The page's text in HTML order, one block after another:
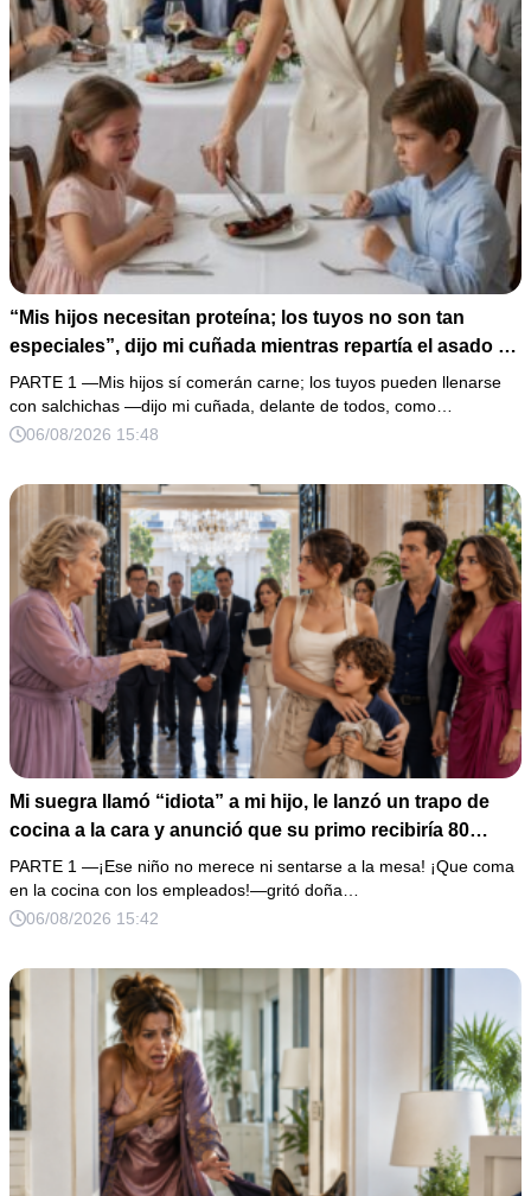
“Mis hijos necesitan proteína; los tuyos no son tan
especiales”, dijo mi cuñada mientras repartía el asado y
hacía llorar a mi hija. Mi esposo me pidió que no armara
un escándalo, así que guardé silencio, terminé un pastel
de boda de 8,000 pesos y coloqué sobre la mesa un
PARTE 1 —Mis hijos sí comerán carne; los tuyos pueden llenarse
con salchichas —dijo mi cuñada, delante de todos, como…
06/08/2026 15:48
Mi suegra llamó “idiota” a mi hijo, le lanzó un trapo de
cocina a la cara y anunció que su primo recibiría 80
millones y el 50% de las acciones: “Aprende cuál es tu
lugar”. Permanecí en silencio hasta que terminaron de
firmar; entonces mostré una grabación y alguien llamó a
PARTE 1 —¡Ese niño no merece ni sentarse a la mesa! ¡Que coma
en la cocina con los empleados!—gritó doña…
06/08/2026 15:42